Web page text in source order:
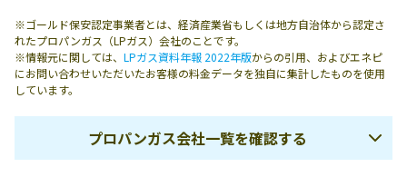
※ゴールド保安認定事業者とは、経済産業省もしくは地方自治体から認定さ
れたプロパンガス（LPガス）会社のことです。
※情報元に関しては、 LPガス資料年報 2022年版からの引用、およびエネピ
にお問い合わせいただいたお客様の料金データを独自に集計したものを使用
しています。
プロパンガス会社一覧を確認する